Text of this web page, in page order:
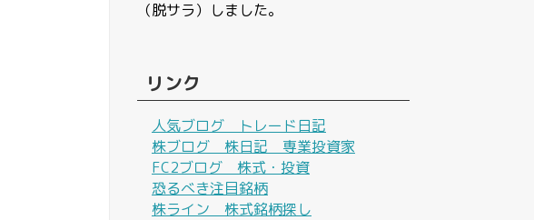
（脱サラ）しました。
リンク
人気ブログ トレード日記
株ブログ 株日記 専業投資家
FC2ブログ 株式・投資
恐るべき注目銘柄
株ライン 株式銘柄探し